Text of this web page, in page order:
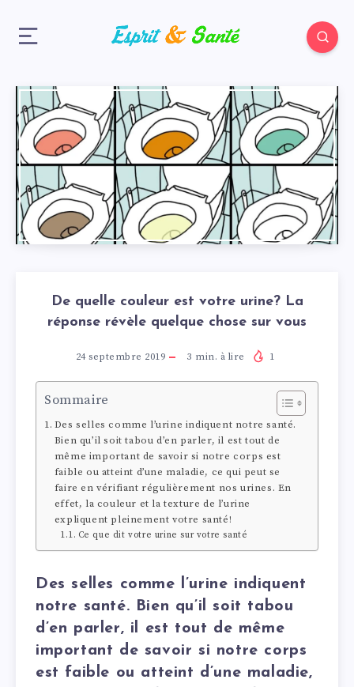
De quelle couleur est votre urine? La
réponse révèle quelque chose sur vous
24 septembre 2019 3 min. à lire 1
Sommaire
Des selles comme l’urine indiquent notre santé.
Bien qu’il soit tabou d’en parler, il est tout de
même important de savoir si notre corps est
faible ou atteint d’une maladie, ce qui peut se
faire en vérifiant régulièrement nos urines. En
effet, la couleur et la texture de l’urine
expliquent pleinement votre santé!
Ce que dit votre urine sur votre santé
Des selles comme l’urine indiquent
notre santé. Bien qu’il soit tabou
d’en parler, il est tout de même
important de savoir si notre corps
est faible ou atteint d’une maladie,